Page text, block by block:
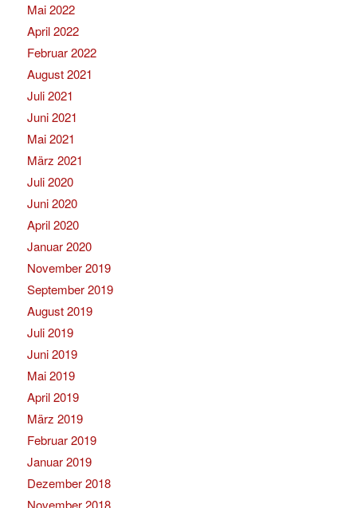
Mai 2022
April 2022
Februar 2022
August 2021
Juli 2021
Juni 2021
Mai 2021
März 2021
Juli 2020
Juni 2020
April 2020
Januar 2020
November 2019
September 2019
August 2019
Juli 2019
Juni 2019
Mai 2019
April 2019
März 2019
Februar 2019
Januar 2019
Dezember 2018
November 2018